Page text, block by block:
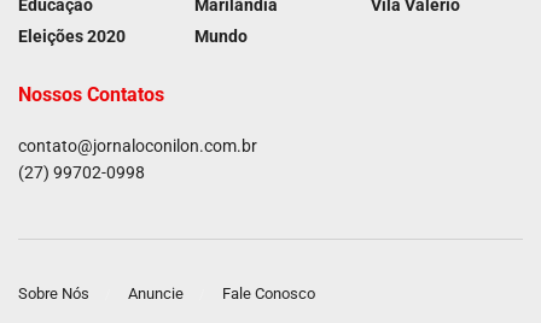
Educação
Eleições 2020
Marilândia
Mundo
Vila Valério
Nossos Contatos
contato@jornaloconilon.com.br
(27) 99702-0998
Sobre Nós Anuncie Fale Conosco